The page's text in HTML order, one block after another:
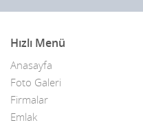
Beyaz Eşya Teknik Servis
Hızlı Menü
Anasayfa
Foto Galeri
Firmalar
Emlak